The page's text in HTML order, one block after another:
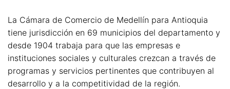
La Cámara de Comercio de Medellín para Antioquia
tiene jurisdicción en 69 municipios del departamento y
desde 1904 trabaja para que las empresas e
instituciones sociales y culturales crezcan a través de
programas y servicios pertinentes que contribuyen al
desarrollo y a la competitividad de la región.